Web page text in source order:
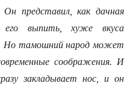
представил, как дачная
выпить, хуже вкуса
Но тамошний народ может
соображения. И
закладывает нос, и он